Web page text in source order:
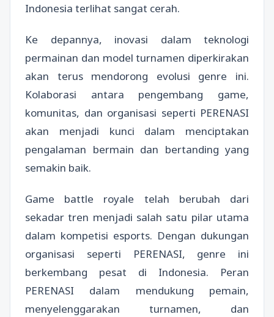
Indonesia terlihat sangat cerah.
Ke depannya, inovasi dalam teknologi
permainan dan model turnamen diperkirakan
akan terus mendorong evolusi genre ini.
Kolaborasi antara pengembang game,
komunitas, dan organisasi seperti PERENASI
akan menjadi kunci dalam menciptakan
pengalaman bermain dan bertanding yang
semakin baik.
Game battle royale telah berubah dari
sekadar tren menjadi salah satu pilar utama
dalam kompetisi esports. Dengan dukungan
organisasi seperti PERENASI, genre ini
berkembang pesat di Indonesia. Peran
PERENASI dalam mendukung pemain,
menyelenggarakan turnamen, dan